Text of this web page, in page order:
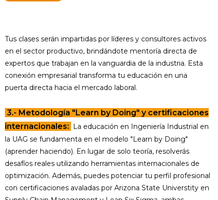
Tus clases serán impartidas por líderes y consultores activos
en el sector productivo, brindándote mentoría directa de
expertos que trabajan en la vanguardia de la industria. Esta
conexión empresarial transforma tu educación en una
puerta directa hacia el mercado laboral.
3.- Metodología "Learn by Doing" y certificaciones
internacionales: La educación en Ingeniería Industrial en
la UAG se fundamenta en el modelo "Learn by Doing"
(aprender haciendo). En lugar de solo teoría, resolverás
desafíos reales utilizando herramientas internacionales de
optimización. Además, puedes potenciar tu perfil profesional
con certificaciones avaladas por Arizona State Universtity en